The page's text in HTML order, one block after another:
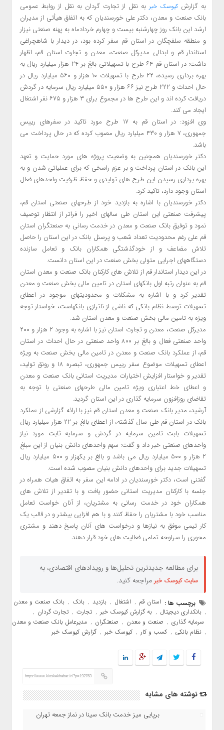
به گزارش کیوسک خبر به نقل از تجارت گردان به نقل از روابط عمومی
بانک صنعت و معدن، دکتر علی خورسندیان که به اتفاق هیأتی از مدیران
ارشد این بانک روز چهارشنبه بیست و چهارم خردادماه به پهنه صنعتی نیزار
و منطقه سلفچگان در استان قم سفر کرده بود، در دیدار با شاهچراغی
استاندار قم و ابدالی مدیرکل صنعت، معدن و تجارت استان قم، اظهار
داشت: در استان قم ۶۴ طرح با تسهیلاتی بالغ بر ۲۴ هزار میلیارد ریال به
بهره برداری رسیده، ۲۲ طرح با تسهیلات ۱۰ هزار و ۵۶۰ میلیارد ریال در
حال احداث و ۲۲۲ طرح نیز ۶۶ هزار و ۵۵۰ میلیارد ریال سرمایه در گردش
دریافت کرده اند و این طرح ها در مجموع برای ۳ هزار و ۶۷۵ نفر اشتغال
ایجاد می کند.
وی افزود: در استان قم به ۱۷ طرح مورد تاکید در سفرهای رییس
جمهوری، ۷ هزار و ۴۳۰ میلیارد ریال مصوب کرده که در حال پرداخت می
باشد.
دکتر خورسندیان همچنین به وضعیت پروژه های مورد حمایت و تعهد
این بانک در استان پرداخت و بر عزم راسخی که برای عملیاتی شدن و به
بهره برداری رسیدن این طرح های تولیدی و حفظ ظرفیت واحدهای فعال
استان وجود دارد، تاکید کرد.
دکتر خورسندیان با اشاره به بازدید خود از طرحهای صنعتی استان قم،
پیشرفت صنعتی این استان طی سالهای اخیر را فراتر از انتظار توصیف
نمود و توفیق بانک صنعت و معدن در خدمت رسانی به صنعتگران استان
قم علی رغم محدودیت تعداد شعب و پرسنل بانک در این استان را حاصل
تلاش مضاعف و از خودگذشتگی همکاران بانک و تعامل سازنده
دستگاههای اجرایی متولی بخش صنعت در این استان دانست.
در این دیدار استاندار قم از تلاش های کارکنان بانک صنعت و معدن استان
قم به عنوان رتبه اول بانکهای استان در تامین مالی بخش صنعت و معدن
تقدیر کرد و با اشاره به مشکلات و محدودیتهای موجود در اعطای
تسهیلات توسط نظام بانکی که ناشی از ناترازی بانکهاست، خواستار توجه
ویژه به تامین مالی بخش صنعت و معدن استان شد.
مدیرکل صنعت، معدن و تجارت استان نیز با اشاره به وجود ۲ هزار و ۲۰۰
واحد صنعتی فعال و بالغ بر ۸۰۰ واحد صنعتی در حال احداث در استان
قم، از عملکرد بانک صنعت و معدن در تامین مالی بخش صنعت به ویژه
اعطای تسهیلات موضوع سفر رییس جمهوری، تبصره ۱۸ و رونق تولید،
تقدیر و خواستار افزایش اختیارات مدیریت استانی بانک صنعت و معدن
و اعطای خط اعتباری ویژه تامین مالی طرحهای صنعتی با توجه به
تقاضای روزافزون سرمایه گذاری در این استان گردید.
آرشید، مدیر بانک صنعت و معدن استان قم نیز با ارائه گزارشی از عملکرد
بانک در استان قم طی سال گذشته، از اعطای بالغ بر ۲۲ هزار میلیارد ریال
تسهیلات بابت تامین سرمایه در گردش و سرمایه ثابت مورد نیاز
واحدهای صنعتی خبر داد و گفت: سهم واحدهای دانش بنیان از این مبلغ
۲ هزار و ۵۰۰ میلیارد ریال می باشد و بالغ بر یکهزار و ۵۰۰ میلیارد ریال
تسهیلات جدید برای واحدهای دانش بنیان مصوب شده است.
گفتنی است، دکتر خورسندیان در ادامه این سفر به اتفاق هیات همراه در
جلسه با کارکنان مدیریت استانی حضور یافت و با تقدیر از تلاش های
همکاران خود در خدمت رسانی به مشتریان، از آنان خواست تعامل
مناسب خود با مشتریان را حفظ کنند و با هم افزایی بیشتر و در قالب یک
کار تیمی موفق به نیازها و درخواست های آنان پاسخ دهند و مشتری
محوری را سرلوحه تمامی فعالیت های خود قرار دهند.
برای مطالعه جدیدترین تحلیل‌ها و رویدادهای اقتصادی، به
سایت کیوسک خبر مراجعه کنید.
برچسب ها : استان قم , اشتغال , بازدید , بانک , بانک صنعت و معدن
, بانکداری دیجیتال , به گزارش کیوسک خبر , تجارت , تجارت گردان ,
سرمایه گذاری , صنعت و معدن , صنعتگران , مدیرعامل بانک صنعت و معدن
, نظام بانکی , کسب و کار , کیوسک خبر , گزارش کیوسک خبر
https://www.kioskekhabar.ir/?p=192763
نوشته های مشابه
برپایی میز خدمت بانک سینا در نماز جمعه تهران